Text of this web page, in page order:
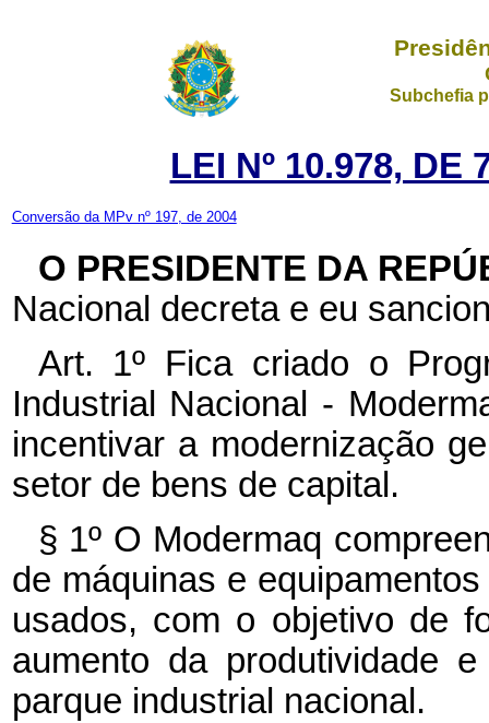
Subchefia
LEI Nº 10.978, DE
Conversão da MPv nº 197, de 2004
O PRESIDENTE DA
Nacional decreta e eu
Art. 1º Fica criado o
Industrial Nacional -
incentivar a modernização
setor de bens de capital.
§ 1º O Modermaq
de máquinas e
usados, com o objetivo de
aumento da produtividade
parque industrial nacional.